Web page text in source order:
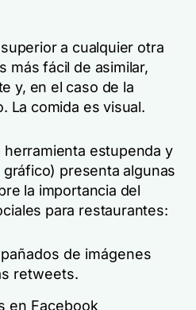
a cualquier otra
más fácil de asimilar,
y, en el caso de la
La comida es visual.
estupenda y
presenta algunas
la importancia del
para restaurantes:
de imágenes
retweets.
en Facebook